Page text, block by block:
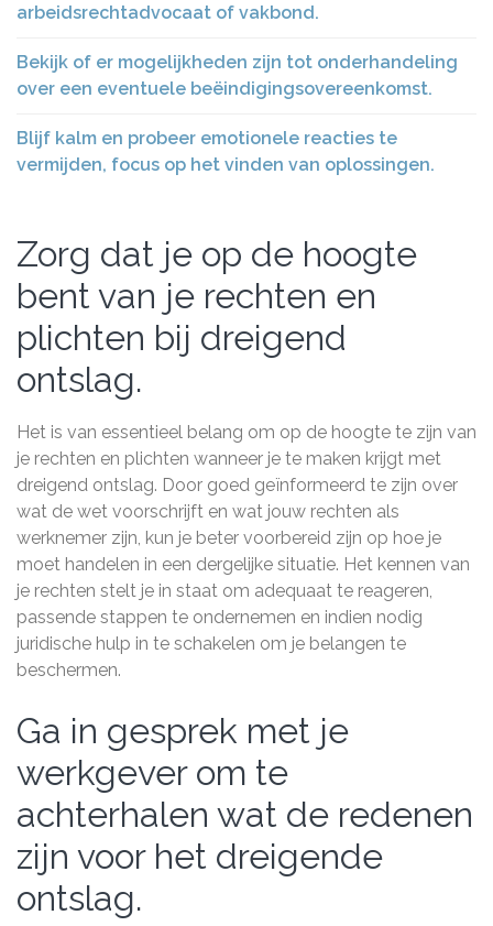
arbeidsrechtadvocaat of vakbond.
Bekijk of er mogelijkheden zijn tot onderhandeling
over een eventuele beëindigingsovereenkomst.
Blijf kalm en probeer emotionele reacties te
vermijden, focus op het vinden van oplossingen.
Zorg dat je op de hoogte
bent van je rechten en
plichten bij dreigend
ontslag.
Het is van essentieel belang om op de hoogte te zijn van
je rechten en plichten wanneer je te maken krijgt met
dreigend ontslag. Door goed geïnformeerd te zijn over
wat de wet voorschrijft en wat jouw rechten als
werknemer zijn, kun je beter voorbereid zijn op hoe je
moet handelen in een dergelijke situatie. Het kennen van
je rechten stelt je in staat om adequaat te reageren,
passende stappen te ondernemen en indien nodig
juridische hulp in te schakelen om je belangen te
beschermen.
Ga in gesprek met je
werkgever om te
achterhalen wat de redenen
zijn voor het dreigende
ontslag.